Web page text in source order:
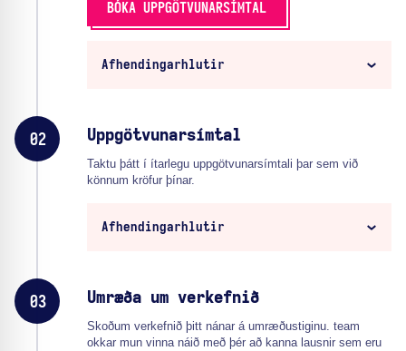
BÓKA UPPGÖTVUNARSÍMTAL
Afhendingarhlutir
02 Uppgötvunarsímtal
Taktu þátt í ítarlegu uppgötvunarsímtali þar sem við
könnum kröfur þínar.
Afhendingarhlutir
03 Umræða um verkefnið
Skoðum verkefnið þitt nánar á umræðustiginu. team
okkar mun vinna náið með þér að kanna lausnir sem eru